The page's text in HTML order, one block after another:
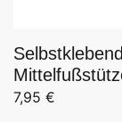
7,95 €